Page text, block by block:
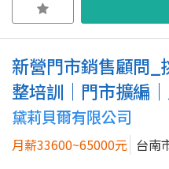
新營門市銷售顧問_
整培訓｜門市擴編
黛莉貝爾有限公司
月薪33600~65000元 台南